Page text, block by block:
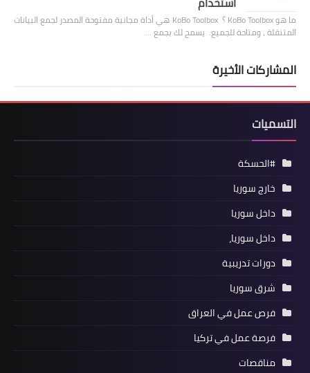
ما هو KoBo Toolbox ؟ KoBo Toolbox هي أداة مجانية مفتوحة المصدر لجمع البيانات
المتنقلة ، ومتاحة للجميع. يسمح لك بجمع …
المشاركات الأخيرة
التسميات
#الحسكة
خارج سوريا
داخل سوريا
داخل سوريا،
دورات تدريبية
شرق سوريا
فرص عمل في العراق
فرصة عمل في تركيا
مناقصات